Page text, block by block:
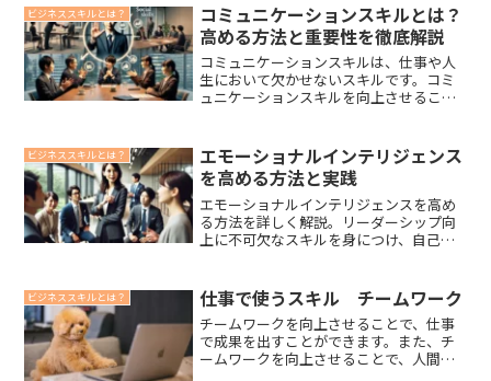
ビジネススキルとは？
コミュニケーションスキルとは？
高める方法と重要性を徹底解説
コミュニケーションスキルは、仕事や人
生において欠かせないスキルです。コミ
ュニケーションスキルを向上させること
ビジネススキルとは？
エモーショナルインテリジェンス
を高める方法と実践
エモーショナルインテリジェンスを高め
る方法を詳しく解説。リーダーシップ向
上に不可欠なスキルを身につけ、自己管
ビジネススキルとは？ 仕事で使うスキル チームワーク
チームワークを向上させることで、仕事
で成果を出すことができます。また、チ
ームワークを向上させることで、人間関